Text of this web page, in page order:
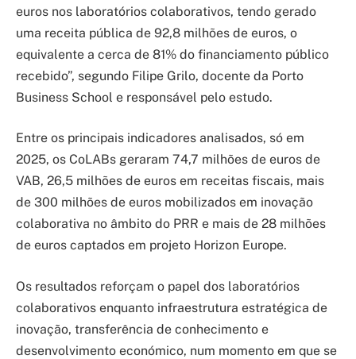
euros nos laboratórios colaborativos, tendo gerado
uma receita pública de 92,8 milhões de euros, o
equivalente a cerca de 81% do financiamento público
recebido”, segundo Filipe Grilo, docente da Porto
Business School e responsável pelo estudo.
Entre os principais indicadores analisados, só em
2025, os CoLABs geraram 74,7 milhões de euros de
VAB, 26,5 milhões de euros em receitas fiscais, mais
de 300 milhões de euros mobilizados em inovação
colaborativa no âmbito do PRR e mais de 28 milhões
de euros captados em projeto Horizon Europe.
Os resultados reforçam o papel dos laboratórios
colaborativos enquanto infraestrutura estratégica de
inovação, transferência de conhecimento e
desenvolvimento económico, num momento em que se